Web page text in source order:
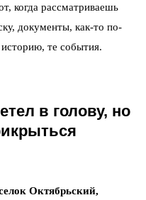
когда рассматриваешь
документы, как-то по-
те события.
в голову, но
Октябрьский,